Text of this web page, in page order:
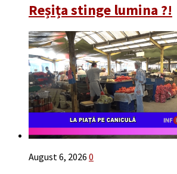
Reșița stinge lumina ?!
August 6, 2026 0